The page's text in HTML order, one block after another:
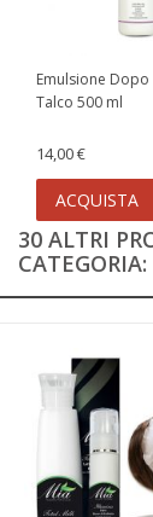
Emulsione Dopo
Talco 500 ml
14,00 €
ACQUISTA
30 ALTRI
CATEGORIA: